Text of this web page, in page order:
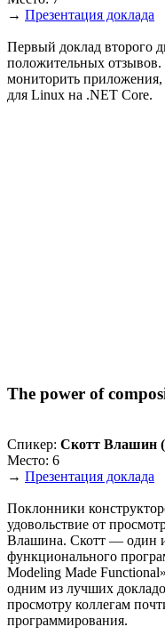
→ Презентация доклада
Первый доклад второго
положительных отзывов.
мониторить
для Linux на .NET Core.
The power of
Спикер: Скотт Влашин
Место: 6
→ Презентация доклада
Поклонники
удовольствие от
Влашина. Скотт — один
функционального
Modeling Made
одним из лучших
просмотру коллегам
программирования.